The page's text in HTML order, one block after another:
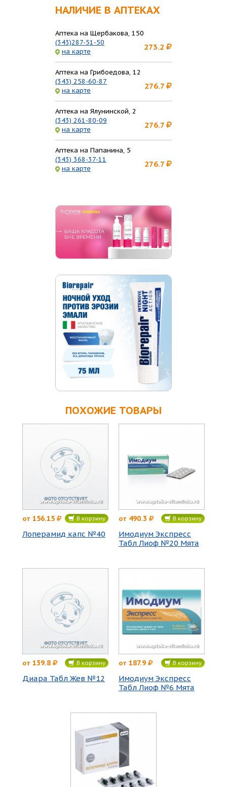
НАЛИЧИЕ В АПТЕКАХ
Аптека на Щербакова, 150
(343)287-51-50
на карте
273.2
Аптека на Грибоедова, 12
(343) 258-60-87
на карте
276.7
Аптека на Ялунинской, 2
(343) 261-80-09
на карте
276.7
Аптека на Папанина, 5
(343) 368-37-11
на карте
276.7
ПОХОЖИЕ ТОВАРЫ
от 156.15 В корзину
Лоперамид капс №40
от 490.3 В корзину
Имодиум Экспресс
Табл Лиоф №20 Мята
от 139.8 В корзину
Диара Табл Жев №12
от 187.9 В корзину
Имодиум Экспресс
Табл Лиоф №6 Мята